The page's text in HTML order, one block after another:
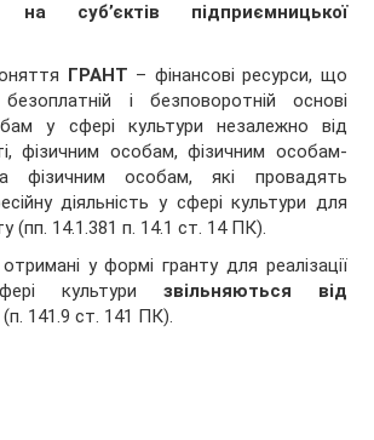
на суб’єктів підприємницької
ГРАНТ – фінансові ресурси, що
і безповоротній основі
у сфері культури незалежно від
фізичним особам, фізичним особам-
фізичним особам, які провадять
діяльність у сфері культури для
(пп. 14.1.381 п. 14.1 ст. 14 ПК).
у формі гранту для реалізації
культури звільняються від
(п. 141.9 ст. 141 ПК).